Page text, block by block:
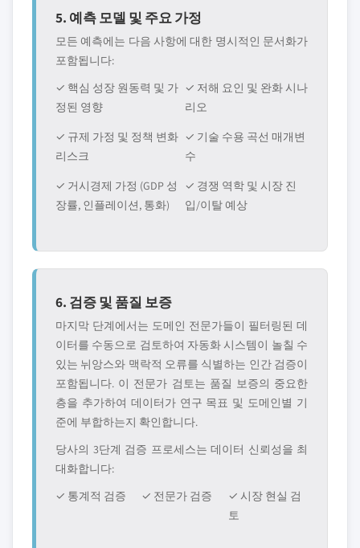
5. 예측 모델 및 주요 가정
모든 예측에는 다음 사항에 대한 명시적인 문서화가
포함됩니다:
✓ 핵심 성장 원동력 및 가
정된 영향
✓ 저해 요인 및 완화 시나
리오
✓ 규제 가정 및 정책 변화
리스크
✓ 기술 수용 곡선 매개변
수
✓ 거시경제 가정 (GDP 성
장률, 인플레이션, 통화)
✓ 경쟁 역학 및 시장 진
입/이탈 예상
6. 검증 및 품질 보증
마지막 단계에서는 도메인 전문가들이 필터링된 데
이터를 수동으로 검토하여 자동화 시스템이 놀칠 수
있는 뉘앙스와 맥락적 오류를 식별하는 인간 검증이
포함됩니다. 이 전문가 검토는 품질 보증의 중요한
층을 추가하여 데이터가 연구 목표 및 도메인별 기
준에 부합하는지 확인합니다.
당사의 3단계 검증 프로세스는 데이터 신뢰성을 최
대화합니다:
✓ 통계적 검증
✓ 전문가 검증
✓ 시장 현실 검
토